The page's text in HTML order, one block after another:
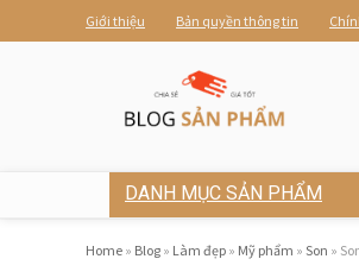
Giới thiệu Bản quyền thông tin
DANH MỤC SẢN PHẨM
Home » Blog » Làm đẹp » Mỹ phẩm » Son »